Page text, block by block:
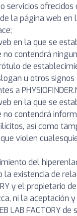
servicios ofrecidos
la página web en
en la que se
no contendrá
de
u otros signos
a
en la que se
no contendrá
así como
violen
del
la existencia de
y el propietario
ni la aceptación
LAB FACTORY de